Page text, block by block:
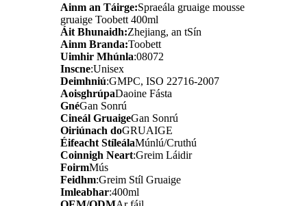
Ainm an Táirge:Spraeála gruaige mousse
gruaige Toobett 400ml
Áit Bhunaidh:Zhejiang, an tSín
Ainm Branda:Toobett
Uimhir Mhúnla:08072
Inscne:Unisex
Deimhniú:GMPC, ISO 22716-2007
AoisghrúpaDaoine Fásta
GnéGan Sonrú
Cineál GruaigeGan Sonrú
Oiriúnach doGRUAIGE
Éifeacht StíleálaMúnlú/Cruthú
Coinnigh Neart:Greim Láidir
FoirmMús
Feidhm:Greim Stíl Gruaige
Imleabhar:400ml